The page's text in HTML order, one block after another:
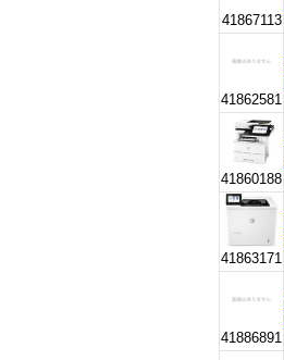
41867113
41862581
41860188
41863171
41886891